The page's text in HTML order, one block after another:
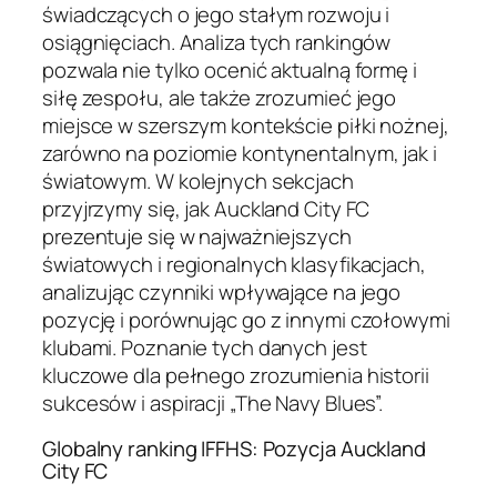
świadczących o jego stałym rozwoju i
osiągnięciach. Analiza tych rankingów
pozwala nie tylko ocenić aktualną formę i
siłę zespołu, ale także zrozumieć jego
miejsce w szerszym kontekście piłki nożnej,
zarówno na poziomie kontynentalnym, jak i
światowym. W kolejnych sekcjach
przyjrzymy się, jak Auckland City FC
prezentuje się w najważniejszych
światowych i regionalnych klasyfikacjach,
analizując czynniki wpływające na jego
pozycję i porównując go z innymi czołowymi
klubami. Poznanie tych danych jest
kluczowe dla pełnego zrozumienia historii
sukcesów i aspiracji „The Navy Blues”.
Globalny ranking IFFHS: Pozycja Auckland
City FC